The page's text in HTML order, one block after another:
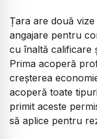
Țara are două
angajare pentru
cu înaltă calificare
Prima acoperă
creșterea
acoperă toate
primit aceste
să aplice pentru